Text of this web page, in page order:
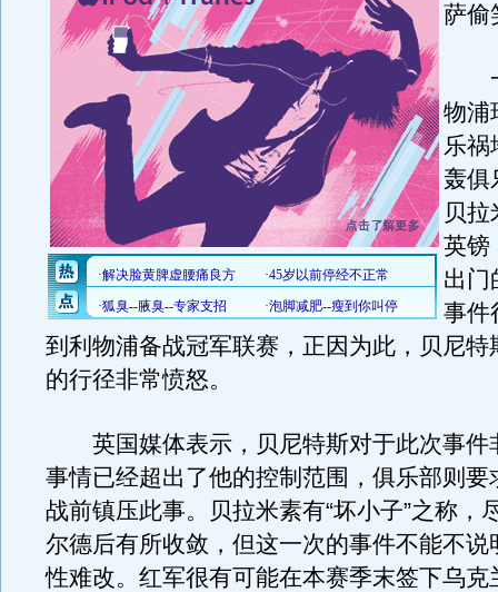
萨偷
一
物浦
乐祸
轰俱
贝
英镑
出门
事件
到利物浦备战冠军联赛，正因为此，贝尼特
的行径非常愤怒。
英国媒体表示，贝尼特斯对于此次事件
事情已经超出了他的控制范围，俱乐部则要
战前镇压此事。贝拉米素有“坏小子”之称，
尔德后有所收敛，但这一次的事件不能不说
性难改。红军很有可能在本赛季末签下乌克